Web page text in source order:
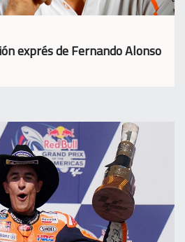
exprés de Fernando Alonso